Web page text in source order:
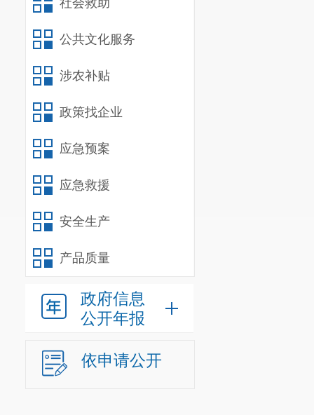
社会救助
公共文化服务
涉农补贴
政策找企业
应急预案
应急救援
安全生产
产品质量
政府信息
公开年报
依申请公开